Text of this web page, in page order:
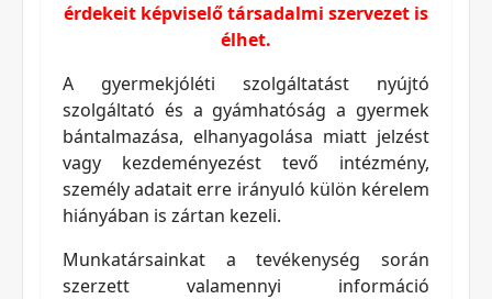
érdekeit képviselő társadalmi szervezet is
élhet.
A gyermekjóléti szolgáltatást nyújtó
szolgáltató és a gyámhatóság a gyermek
bántalmazása, elhanyagolása miatt jelzést
vagy kezdeményezést tevő intézmény,
személy adatait erre irányuló külön kérelem
hiányában is zártan kezeli.
Munkatársainkat a tevékenység során
szerzett valamennyi információ